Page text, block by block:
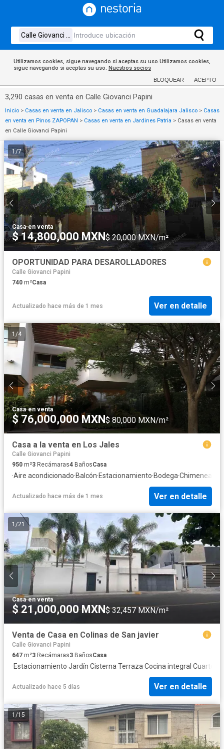
Utilizamos cookies, sigue navegando si aceptas su uso.Utilizamos cookies,
sigue navegando si aceptas su uso. Nuestros socios
BLOQUEAR ACEPTO
3,290 casas en venta en Calle Giovanci Papini
Inicio > Casas en venta en Jalisco > Casas en venta en Guadalajara Jalisco > Casas
en venta en Pinos ZAPOPAN > Casas en venta en Jardines Patria > Casas en venta
en Calle Giovanci Papini
1/7
Casa·en venta
$ 14,800,000 MXN$ 20,000 MXN/m²
OPORTUNIDAD PARA DESAROLLADORES
Calle Giovanci Papini
740 m²Casa
Actualizado hace más de 1 mes Ver en detalle
1 /4
Casa·en venta
$ 76,000,000 MXN$ 80,000 MXN/m²
Casa a la venta en Los Jales
Calle Giovanci Papini
950 m²3 Recámaras4 BañosCasa
·Aire acondicionado·Balcón·Estacionamiento·Bodega·Chimenea
Actualizado hace más de 1 mes Ver en detalle
1 /21
Casa·en venta
$ 21,000,000 MXN$ 32,457 MXN/m²
Venta de Casa en Colinas de San javier
Calle Giovanci Papini
647 m²3 Recámaras3 BañosCasa
·Estacionamiento·Jardín·Cisterna·Terraza·Cocina integral ·Cuarto
Actualizado hace 5 días Ver en detalle
1 /15